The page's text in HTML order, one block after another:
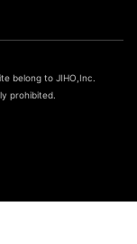
belong to JIHO,Inc.
prohibited.